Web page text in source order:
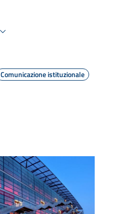
Comunicazione istituzionale